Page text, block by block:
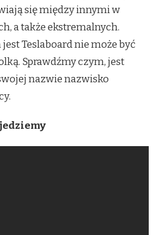
się między innymi w
a także ekstremalnych.
Teslaboard nie może być
Sprawdźmy czym, jest
nazwie nazwisko